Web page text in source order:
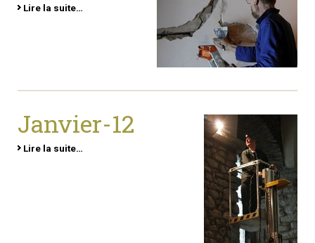
Lire la suite…
Janvier-12
Lire la suite…